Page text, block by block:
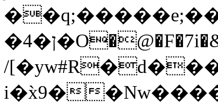
/
i�x̀9�